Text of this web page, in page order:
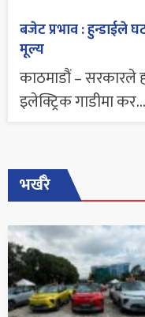
बजेट प्रभाव : हुन्डाईले
मूल्य
काठमाडौं – सरकारले
इलेक्ट्रिक गाडीमा कर...
भर्खरै